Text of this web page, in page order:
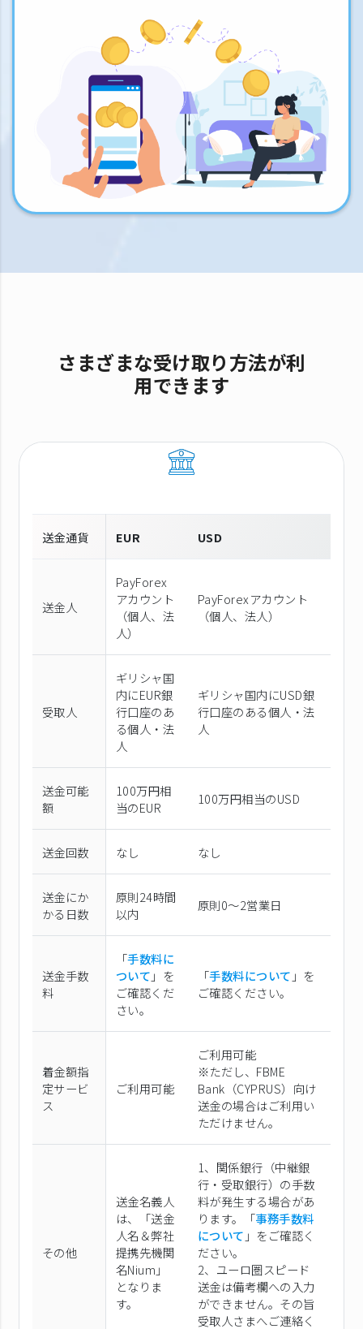
さまざまな受け取り方法が利
用できます
送金通貨 EUR USD
送金人
PayForex
アカウント
（個⼈、法
⼈）
PayForexアカウント
（個⼈、法⼈）
受取人
ギリシャ国
内にEUR銀
行口座のあ
る個人・法
人
ギリシャ国内にUSD銀
行口座のある個人・法
人
送金可能
額
100万円相
当のEUR
100万円相当のUSD
送金回数 なし なし
送金にか
かる日数
原則24時間
以内
原則0〜2営業日
送金手数
料
「手数料に
ついて 」を
ご確認くだ
さい。
「手数料について 」を
ご確認ください。
着金額指
定サービ
ス
ご利用可能
ご利用可能
※ただし、FBME
Bank（CYPRUS）向け
送金の場合はご利用い
ただけません。
その他
送金名義人
は、「送金
人名＆弊社
提携先機関
名Nium」
となりま
す。
1、関係銀行（中継銀
行・受取銀行）の手数
料が発生する場合があ
ります。「事務手数料
について 」をご確認く
ださい。
2、ユーロ圏スピード
送金は備考欄への入力
ができません。その旨
受取人さまへご連絡く